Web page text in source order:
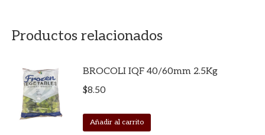
Productos relacionados
BROCOLI IQF 40/60mm 2.5Kg
$8.50
Añadir al carrito